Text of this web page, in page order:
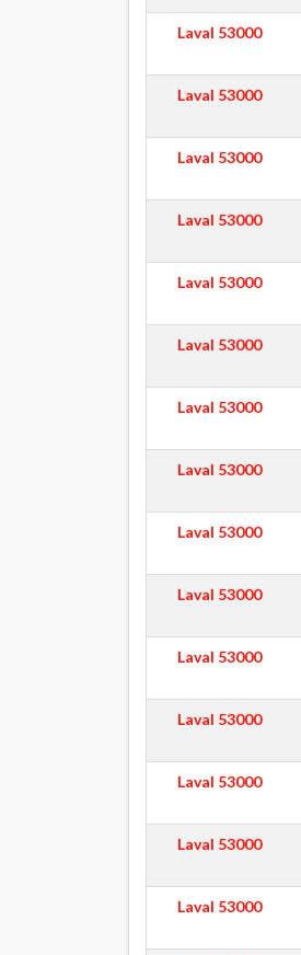
Laval 53000
Laval 53000
Laval 53000
Laval 53000
Laval 53000
Laval 53000
Laval 53000
Laval 53000
Laval 53000
Laval 53000
Laval 53000
Laval 53000
Laval 53000
Laval 53000
Laval 53000